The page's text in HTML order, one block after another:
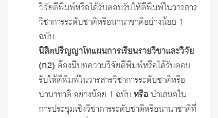
วิจัยตีพิมพ์หรือได้รับตอบรับให้ตีพิมพ์ในวารสาร
วิชาการระดับชาติหรือนานาชาติอย่างน้อย 1
ฉบับ
นิสิตปริญญาโทแผนการเรียนรายวิชาและวิจัย
(ก2) ต้องมีบทความวิจัยตีพิมพ์หรือได้รับตอบ
รับให้ตีพิมพ์ในวารสารวิชาการระดับชาติหรือ
นานาชาติ อย่างน้อย 1 ฉบับ หรือ นำเสนอใน
การประชุมเชิงวิชาการระดับชาติหรือนานาชาติที่